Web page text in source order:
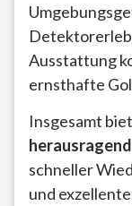
Ausstattung
ernsthafte
Insgesamt
schneller
und